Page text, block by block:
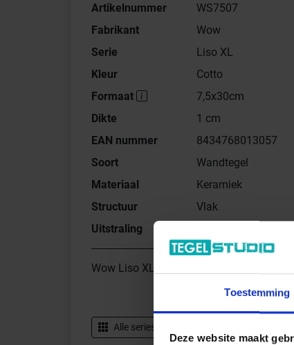
Toestemming
Deze website maakt
Artikelnummer
WS7507
Fabrikant
Wow
Serie
Liso XL
Kleur
Cotto
Formaat
7,5x30cm
Dikte
1 cm
EAN nummer
8434768013057
Soort
Wandtegel
Materiaal
Keramiek
Structuur
Vlak
Uitstraling
Wow Liso XL Wandtegel Cotto 7,5x30
Alle series van